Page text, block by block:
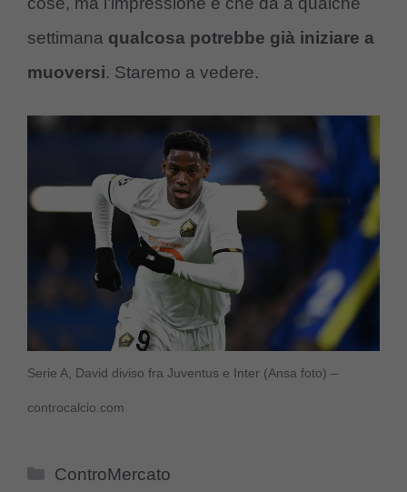
settimana qualcosa potrebbe già iniziare a
muoversi. Staremo a vedere.
Serie A, David diviso fra Juventus e Inter (Ansa foto) –
controcalcio.com
Categorie
ControMercato